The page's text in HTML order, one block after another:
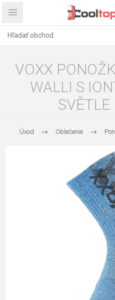
VOXX
WALLI S
Úvod Oblečenie